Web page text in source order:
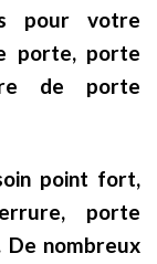
pour votre
porte, porte
de porte
point fort,
porte
nombreux